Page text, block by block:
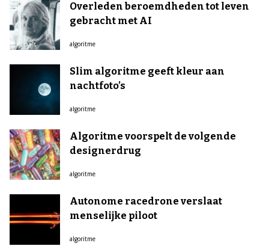
Overleden beroemdheden tot leven
gebracht met AI
algoritme
Slim algoritme geeft kleur aan
nachtfoto’s
algoritme
Algoritme voorspelt de volgende
designerdrug
algoritme
Autonome racedrone verslaat
menselijke piloot
algoritme